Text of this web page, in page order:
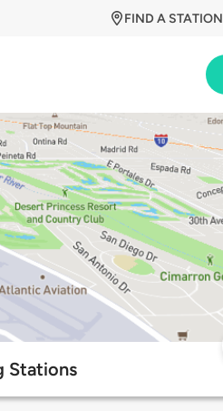
FIND A STATION
Stations